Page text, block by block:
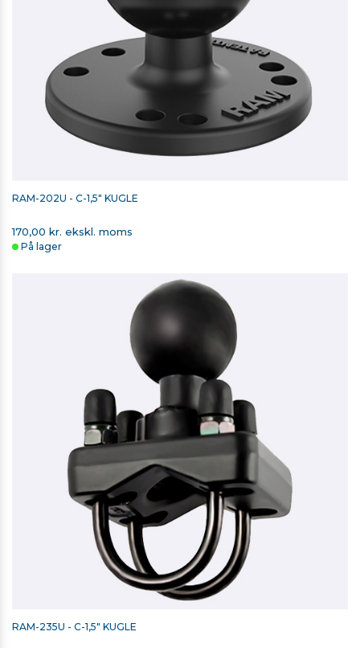
RAM-202U - C-1,5" KUGLE
170,00 kr. ekskl. moms
På lager
RAM-235U - C-1,5" KUGLE